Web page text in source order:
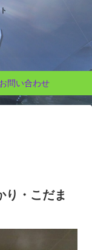
お問い合わせ
り・こだま